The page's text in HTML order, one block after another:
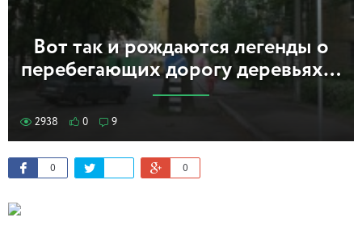
Вот так и рождаются легенды о
перебегающих дорогу деревьях…
2938 0 9
0 0